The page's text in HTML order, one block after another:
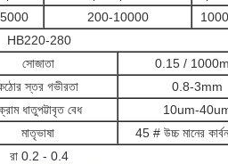
200-10000
HB220-280
সোজাতা
0.15 /
স্তর গভীরতা
0.8-3mm
ধাতুপট্টাবৃত বেধ
10um-
মাতৃভাষা
45 # উচ্চ মানের
রা 0.2 - 0.4